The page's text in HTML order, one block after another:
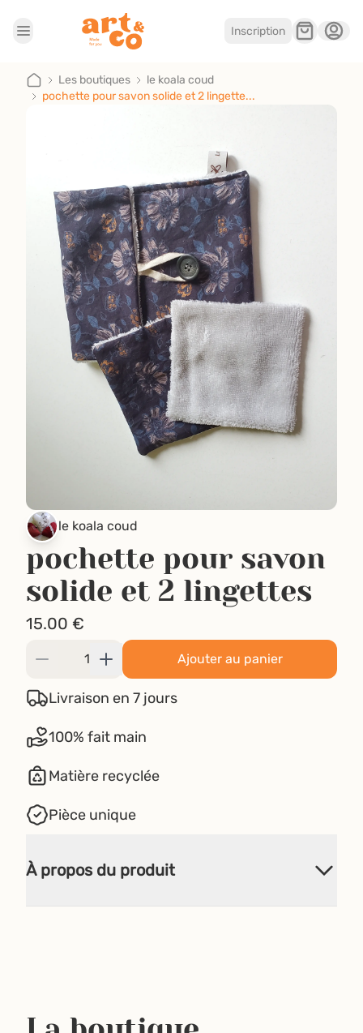
Inscription
Les boutiques
Je suis artisan
Les boutiques
le koala coud
pochette pour savon solide et 2 lingette...
le koala coud
pochette pour savon
solide et 2 lingettes
15.00 €
Ajouter au panier
Livraison en 7 jours
100% fait main
Matière recyclée
Pièce unique
À propos du produit